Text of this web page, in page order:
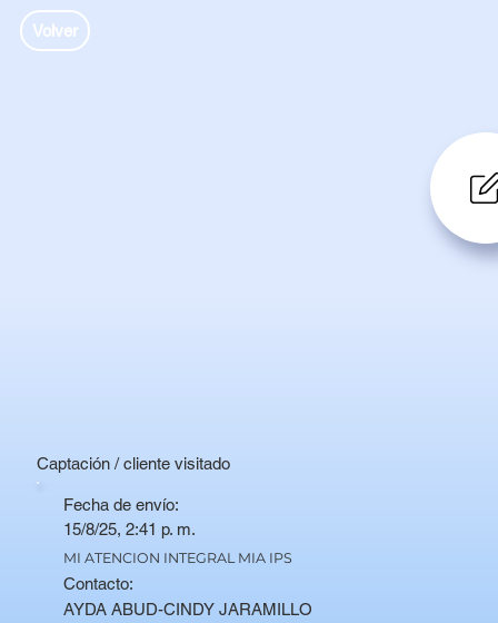
Volver
Captación / cliente visitado
Fecha de envío:
15/8/25, 2:41 p. m.
MI ATENCION INTEGRAL MIA IPS
Contacto:
AYDA ABUD-CINDY JARAMILLO